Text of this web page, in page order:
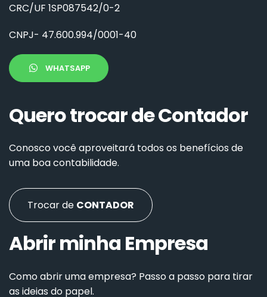
CRC/UF 1SP087542/0-2
CNPJ- 47.600.994/0001-40
WHATSAPP
Quero trocar de Contador
Conosco você aproveitará todos os benefícios de
uma boa contabilidade.
Trocar de CONTADOR
Abrir minha Empresa
Como abrir uma empresa? Passo a passo para tirar
as ideias do papel.